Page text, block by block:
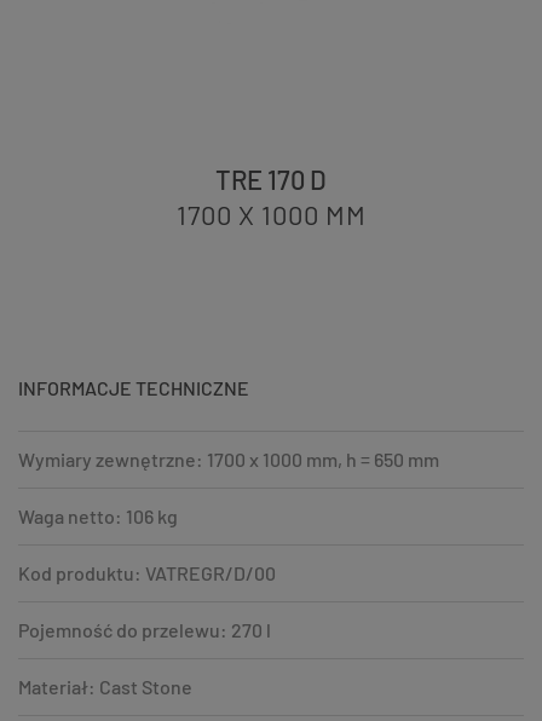
TRE 170 D
1700 X 1000 MM
INFORMACJE TECHNICZNE
Wymiary zewnętrzne: 1700 x 1000 mm, h = 650 mm
Waga netto: 106 kg
Kod produktu: VATREGR/D/00
Pojemność do przelewu: 270 l
Materiał: Cast Stone